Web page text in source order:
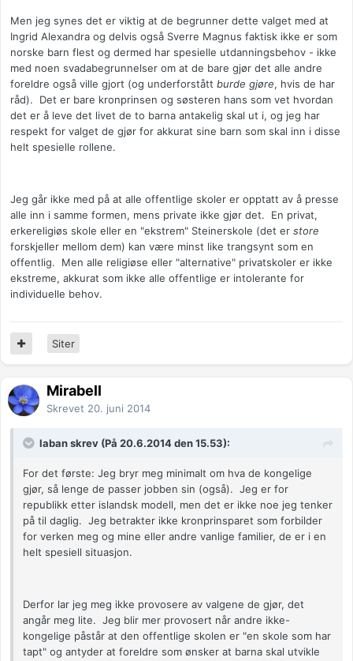
Men jeg synes det er viktig at de begrunner dette valget med at
Ingrid Alexandra og delvis også Sverre Magnus faktisk ikke er som
norske barn flest og dermed har spesielle utdanningsbehov - ikke
med noen svadabegrunnelser om at de bare gjør det alle andre
foreldre også ville gjort (og underforstått burde gjøre, hvis de har
råd). Det er bare kronprinsen og søsteren hans som vet hvordan
det er å leve det livet de to barna antakelig skal ut i, og jeg har
respekt for valget de gjør for akkurat sine barn som skal inn i disse
helt spesielle rollene.
Jeg går ikke med på at alle offentlige skoler er opptatt av å presse
alle inn i samme formen, mens private ikke gjør det. En privat,
erkereligiøs skole eller en "ekstrem" Steinerskole (det er store
forskjeller mellom dem) kan være minst like trangsynt som en
offentlig. Men alle religiøse eller "alternative" privatskoler er ikke
ekstreme, akkurat som ikke alle offentlige er intolerante for
individuelle behov.
Siter
Mirabell
Skrevet 20. juni 2014
laban skrev (På 20.6.2014 den 15.53):
For det første: Jeg bryr meg minimalt om hva de kongelige
gjør, så lenge de passer jobben sin (også). Jeg er for
republikk etter islandsk modell, men det er ikke noe jeg tenker
på til daglig. Jeg betrakter ikke kronprinsparet som forbilder
for verken meg og mine eller andre vanlige familier, de er i en
helt spesiell situasjon.
Derfor lar jeg meg ikke provosere av valgene de gjør, det
angår meg lite. Jeg blir mer provosert når andre ikke-
kongelige påstår at den offentlige skolen er "en skole som har
tapt" og antyder at foreldre som ønsker at barna skal utvikle